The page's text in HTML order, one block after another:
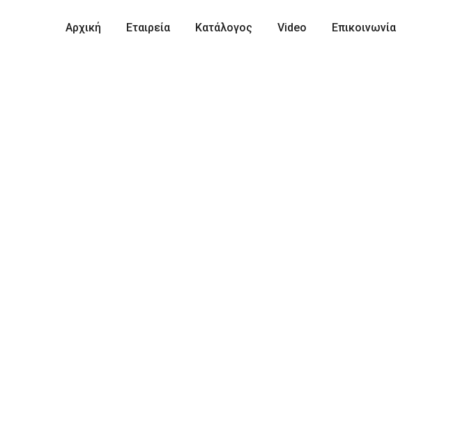
Αρχική Εταιρεία Κατάλογος Video Επικοινωνία